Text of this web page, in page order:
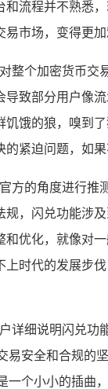
流程并不熟悉
市场，变得更
整个加密货币
致部分用户像
饿的狼，嗅到
紧迫问题，如
方的角度进行推
，闪兑功能涉
优化，就像对
时代的发展步
详细说明闪兑功
易安全和合规
个小小的插